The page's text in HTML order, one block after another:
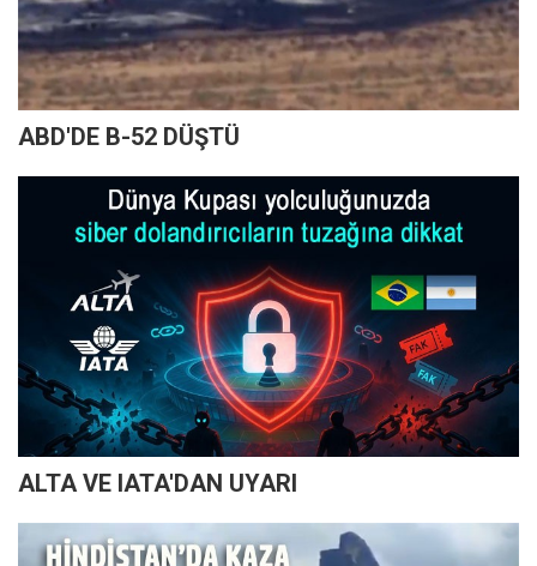
ABD'DE B-52 DÜŞTÜ
ALTA VE IATA'DAN UYARI